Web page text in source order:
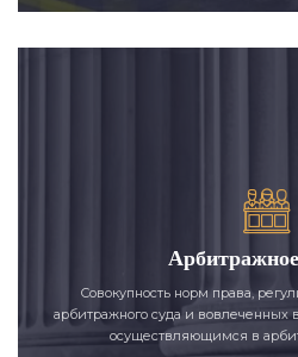
Совокупность норм права,
арбитражного суда и вовлеченных
осуществляющимся в